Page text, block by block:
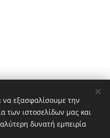
να εξασφαλίσουμε την
των ιστοσελίδων μας και
δυνατή εμπειρία